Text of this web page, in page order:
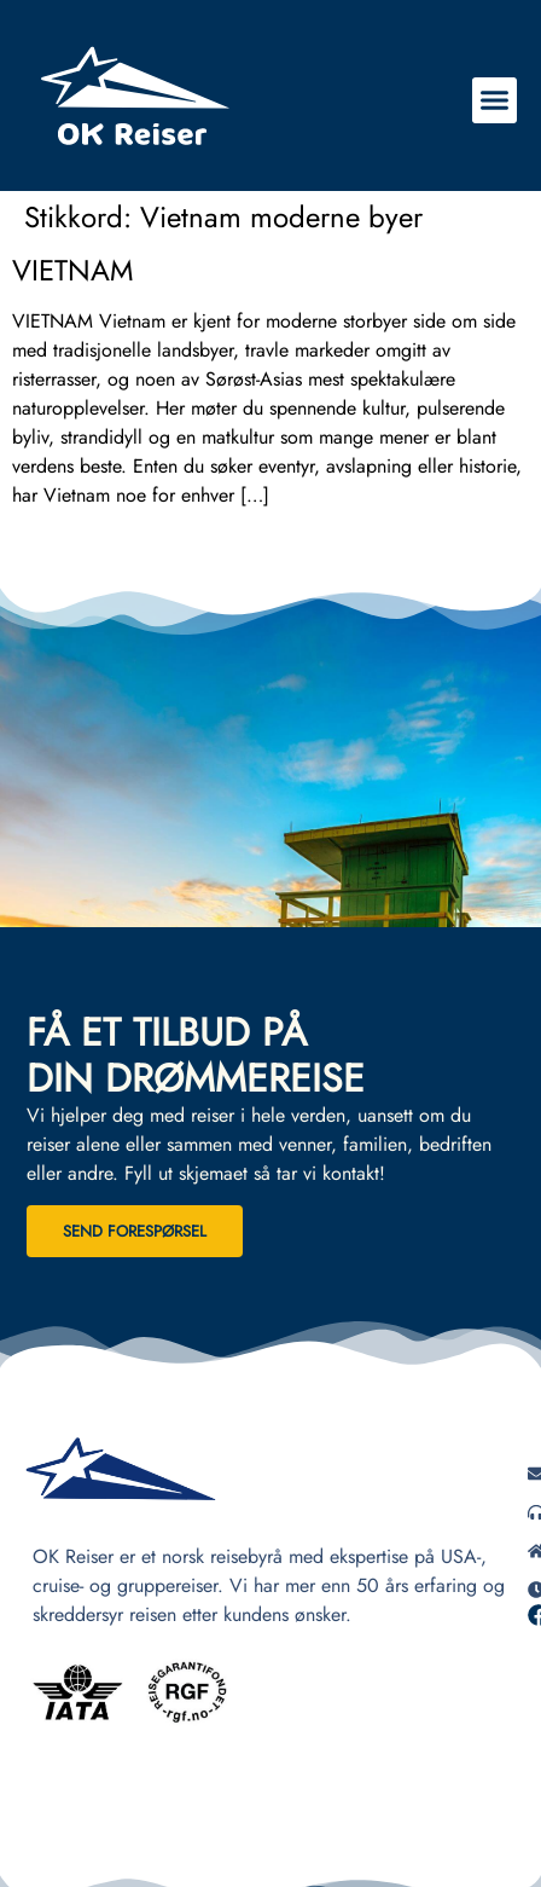
Stikkord: Vietnam moderne byer
VIETNAM
VIETNAM Vietnam er kjent for moderne storbyer side om side
med tradisjonelle landsbyer, travle markeder omgitt av
risterrasser, og noen av Sørøst-Asias mest spektakulære
naturopplevelser. Her møter du spennende kultur, pulserende
byliv, strandidyll og en matkultur som mange mener er blant
verdens beste. Enten du søker eventyr, avslapning eller historie,
har Vietnam noe for enhver […]
FÅ ET TILBUD PÅ
DIN DRØMMEREISE
Vi hjelper deg med reiser i hele verden, uansett om du
reiser alene eller sammen med venner, familien, bedriften
eller andre. Fyll ut skjemaet så tar vi kontakt!
SEND FORESPØRSEL
OK Reiser er et norsk reisebyrå med ekspertise på USA-,
cruise- og gruppereiser. Vi har mer enn 50 års erfaring og
skreddersyr reisen etter kundens ønsker.